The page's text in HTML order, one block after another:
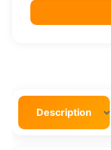
Description